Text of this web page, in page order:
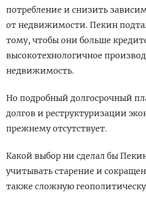
потребление и снизить
от недвижимости. Пекин
тому, чтобы они больше
высокотехнологичное
недвижимость.
Но подробный долгосрочный
долгов и реструктуризации
прежнему отсутствует.
Какой выбор ни сделал бы
учитывать старение и
также сложную